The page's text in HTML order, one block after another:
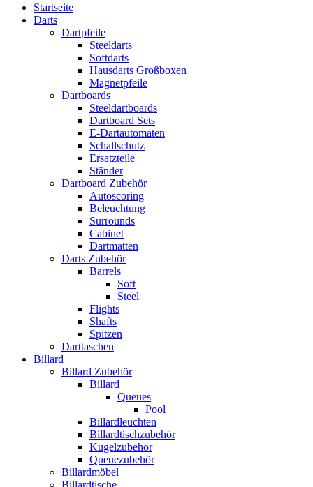
Startseite
Darts
Dartpfeile
Steeldarts
Softdarts
Hausdarts Großboxen
Magnetpfeile
Dartboards
Steeldartboards
Dartboard Sets
E-Dartautomaten
Schallschutz
Ersatzteile
Ständer
Dartboard Zubehör
Autoscoring
Beleuchtung
Surrounds
Cabinet
Dartmatten
Darts Zubehör
Barrels
Soft
Steel
Flights
Shafts
Spitzen
Darttaschen
Billard
Billard Zubehör
Billard
Queues
Pool
Billardleuchten
Billardtischzubehör
Kugelzubehör
Queuezubehör
Billardmöbel
Billardtische